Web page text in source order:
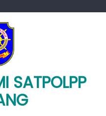
SATPOLPP